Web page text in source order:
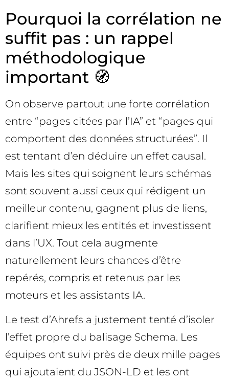
Pourquoi la corrélation ne
suffit pas : un rappel
méthodologique
important 🧭
On observe partout une forte corrélation
entre “pages citées par l’IA” et “pages qui
comportent des données structurées”. Il
est tentant d’en déduire un effet causal.
Mais les sites qui soignent leurs schémas
sont souvent aussi ceux qui rédigent un
meilleur contenu, gagnent plus de liens,
clarifient mieux les entités et investissent
dans l’UX. Tout cela augmente
naturellement leurs chances d’être
repérés, compris et retenus par les
moteurs et les assistants IA.
Le test d’Ahrefs a justement tenté d’isoler
l’effet propre du balisage Schema. Les
équipes ont suivi près de deux mille pages
qui ajoutaient du JSON-LD et les ont